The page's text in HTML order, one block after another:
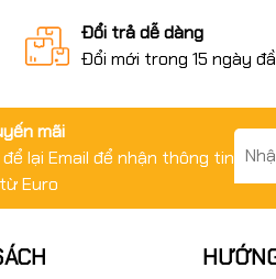
Đổi trả dễ dàng
Đổi mới trong 15 ngày
mãi
lại Email để nhận thông tin
Euro